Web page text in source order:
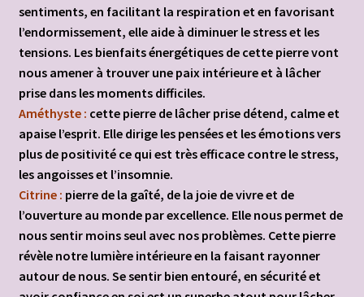
sentiments, en facilitant la respiration et en favorisant
l’endormissement, elle aide à diminuer le stress et les
tensions. Les bienfaits énergétiques de cette pierre vont
nous amener à trouver une paix intérieure et à lâcher
prise dans les moments difficiles.
Améthyste : cette pierre de lâcher prise détend, calme et
apaise l’esprit. Elle dirige les pensées et les émotions vers
plus de positivité ce qui est très efficace contre le stress,
les angoisses et l’insomnie.
Citrine : pierre de la gaîté, de la joie de vivre et de
l’ouverture au monde par excellence. Elle nous permet de
nous sentir moins seul avec nos problèmes. Cette pierre
révèle notre lumière intérieure en la faisant rayonner
autour de nous. Se sentir bien entouré, en sécurité et